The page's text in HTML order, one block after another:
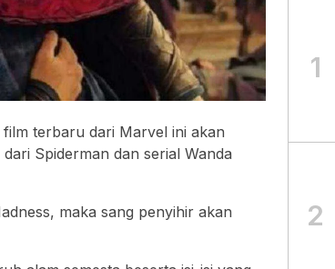
terbaru dari Marvel ini akan
Spiderman dan serial Wanda
maka sang penyihir akan
1
2